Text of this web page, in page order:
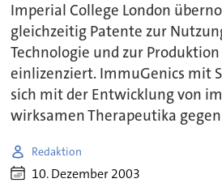
Imperial College London
gleichzeitig Patente zur
Technologie und zur Produktion
einlizenziert. ImmuGenics mit
sich mit der Entwicklung von
wirksamen Therapeutika
Redaktion
10. Dezember 2003